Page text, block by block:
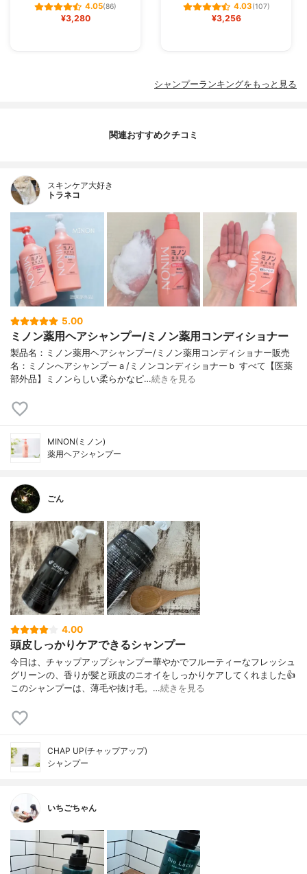
4.05(86)
¥3,280
4.03(107)
¥3,256
シャンプーランキングをもっと見る
関連おすすめクチコミ
スキンケア大好き
トラネコ
5.00
ミノン薬用ヘアシャンプー/ミノン薬用コンディショナー
製品名：ミノン薬用ヘアシャンプー/ミノン薬用コンディショナー販売
名：ミノンへアシャンプーａ/ミノンコンディショナーｂ すべて【医薬
部外品】ミノンらしい柔らかなピ…続きを見る
MINON(ミノン)
薬用ヘアシャンプー
ごん
4.00
頭皮しっかりケアできるシャンプー
今日は、チャップアップシャンプー華やかでフルーティーなフレッシュ
グリーンの、香りが髪と頭皮のニオイをしっかりケアしてくれました👍
このシャンプーは、薄毛や抜け毛。…続きを見る
CHAP UP(チャップアップ)
シャンプー
いちごちゃん